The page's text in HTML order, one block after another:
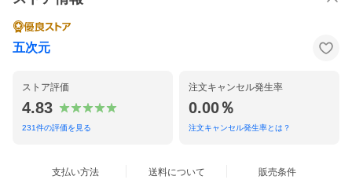
五次元
ストア評価
4.83
231件の評価を見る
注文キャンセル発生率
0.00％
注文キャンセル発生率とは？
支払い方法 送料について 販売条件